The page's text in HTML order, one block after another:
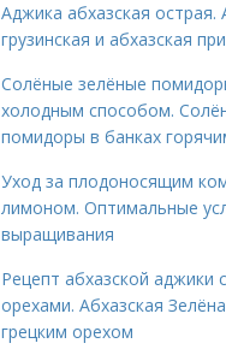
Аджика абхазская острая.
грузинская и абхазская
Солёные зелёные
холодным способом.
помидоры в банках
Уход за плодоносящим
лимоном. Оптимальные
выращивания
Рецепт абхазской аджики
орехами. Абхазская
грецким орехом